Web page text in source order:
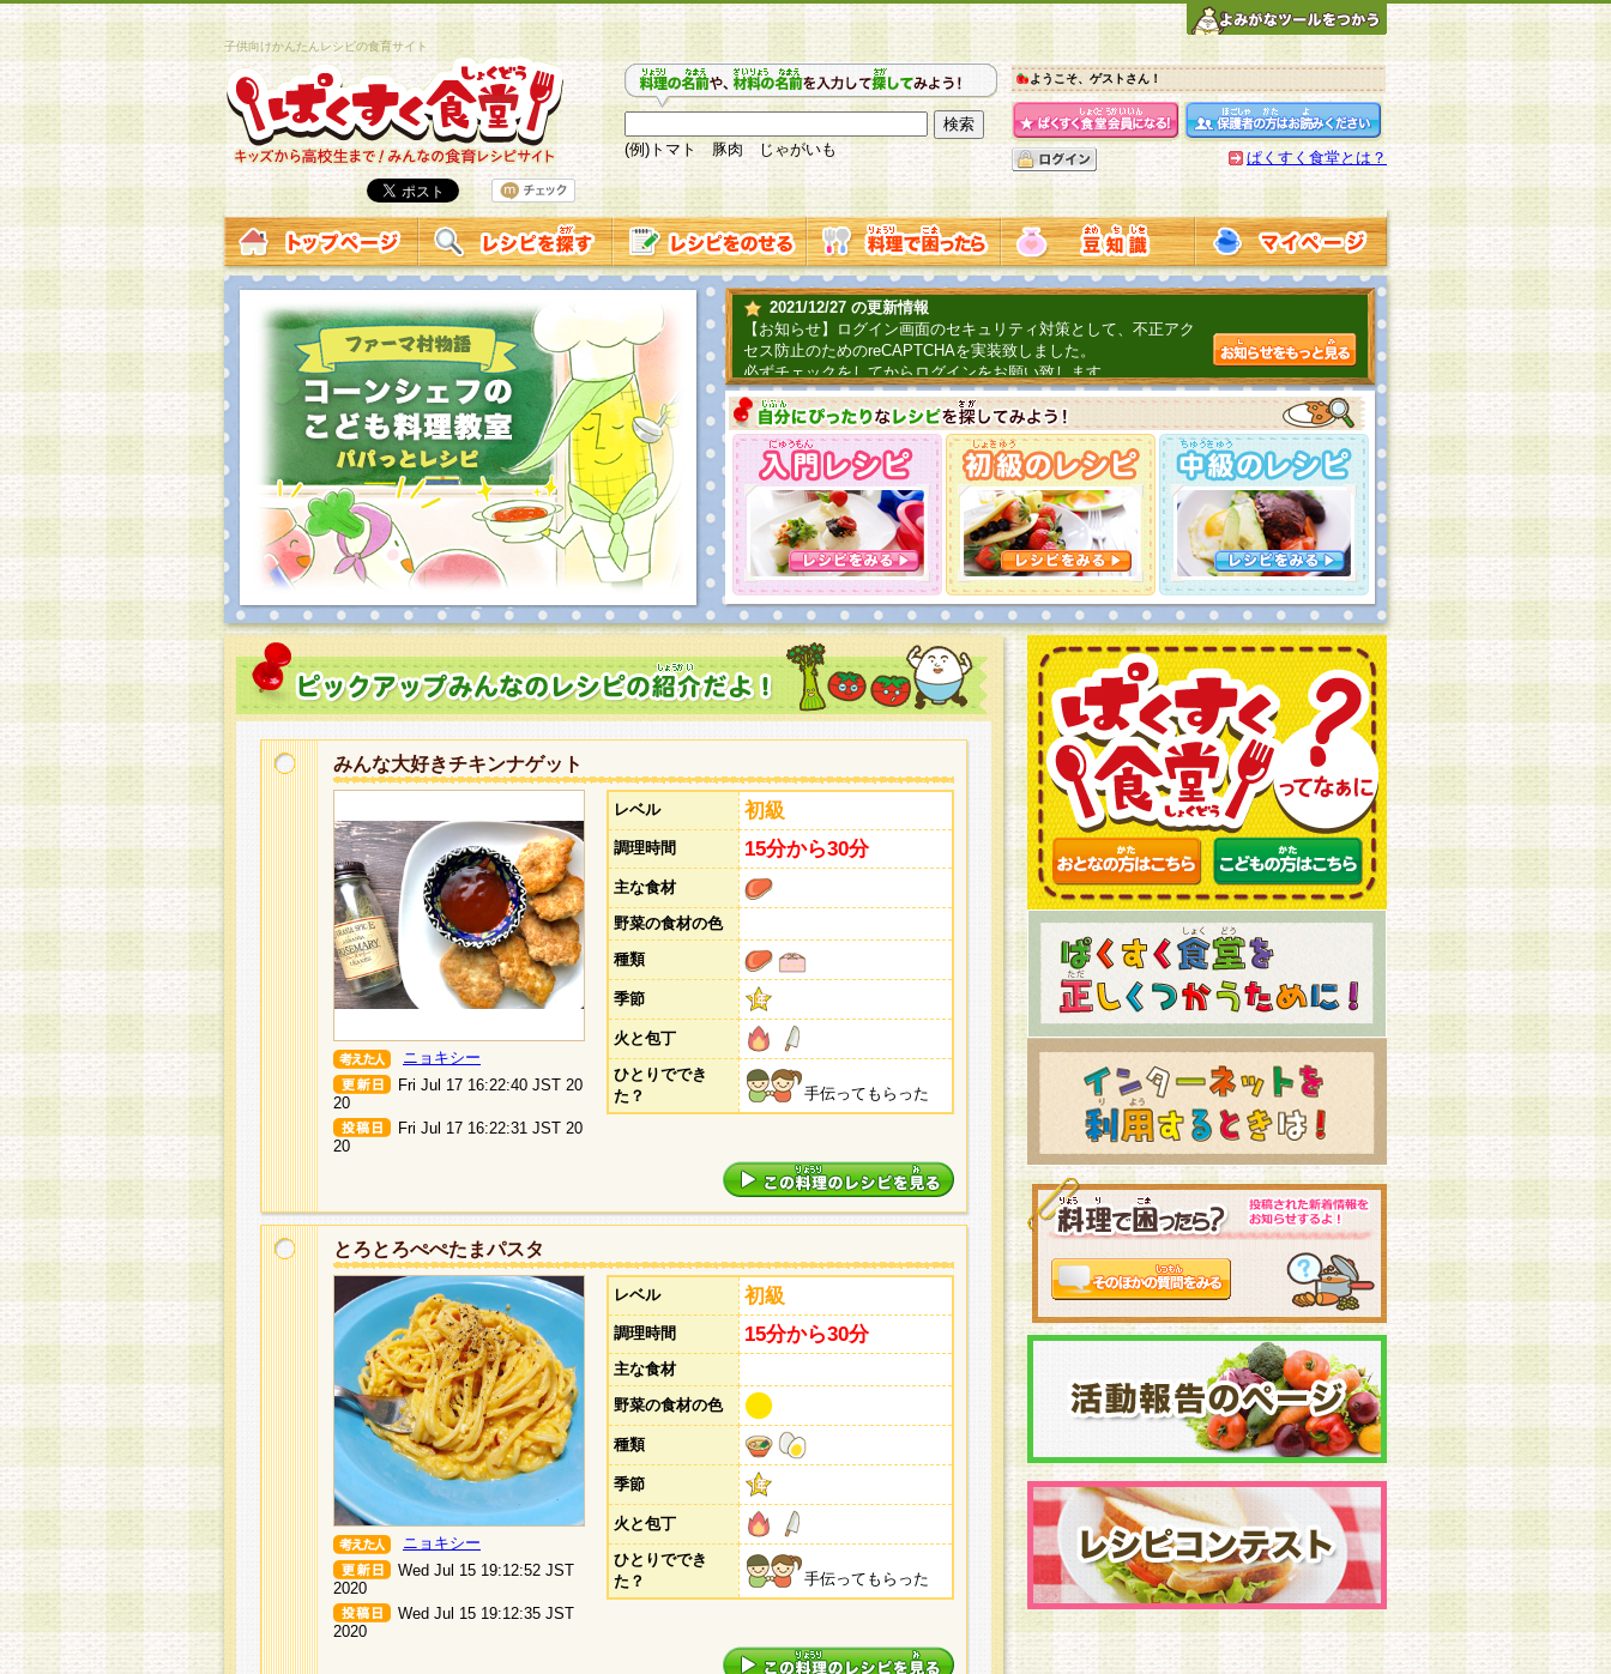
子供向けかんたんレシピの食育サイト
(例)トマト 豚肉 じゃがいも
ようこそ、ゲストさん！
ぱくすく食堂とは？
2021/12/27 の更新情報
【お知らせ】ログイン画面のセキュリティ対策として、不正アク
セス防止のためのreCAPTCHAを実装致しました。
必ずチェックをしてからログインをお願い致します。
2019/06/04 の更新情報
ファーマ村からコーンシェフが簡単レシピを紹介するよ！こちら
2018/07/01 の更新情報
チャレンジ企画第三弾！お母さん、お父さんへ日頃の感謝をこめ
てごはんを作ろう！は終了致しました。たくさんの投稿、ありが
とうございました。次回企画もお楽しみに！
みんな大好きチキンナゲット
ニョキシー
Fri Jul 17 16:22:40 JST 20
20
Fri Jul 17 16:22:31 JST 20
20
レベル 初級
調理時間 15分から30分
主な食材
野菜の食材の色
種類
季節
火と包丁
ひとりででき
た？
手伝ってもらった
とろとろぺぺたまパスタ
ニョキシー
Wed Jul 15 19:12:52 JST
2020
Wed Jul 15 19:12:35 JST
2020
レベル 初級
調理時間 15分から30分
主な食材
野菜の食材の色
種類
季節
火と包丁
ひとりででき
た？
手伝ってもらった